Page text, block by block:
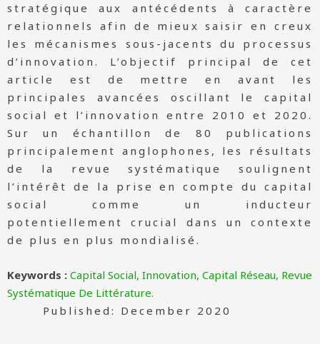
stratégique aux antécédents à caractère
relationnels afin de mieux saisir en creux
les mécanismes sous-jacents du processus
d’innovation. L’objectif principal de cet
article est de mettre en avant les
principales avancées oscillant le capital
social et l’innovation entre 2010 et 2020.
Sur un échantillon de 80 publications
principalement anglophones, les résultats
de la revue systématique soulignent
l’intérêt de la prise en compte du capital
social comme un inducteur
potentiellement crucial dans un contexte
de plus en plus mondialisé.
Keywords : Capital Social, Innovation, Capital Réseau, Revue
Systématique De Littérature.
Published: December 2020